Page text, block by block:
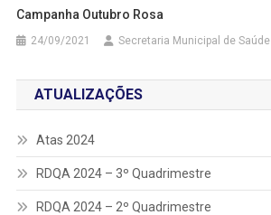
Campanha Outubro Rosa
24/09/2021 Secretaria Municipal de Saúde
ATUALIZAÇÕES
Atas 2024
RDQA 2024 – 3º Quadrimestre
RDQA 2024 – 2º Quadrimestre